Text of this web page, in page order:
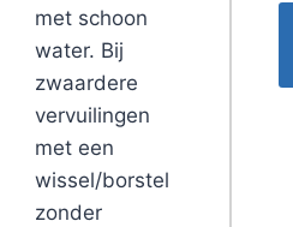
met schoon
water. Bij
zwaardere
vervuilingen
met een
wissel/borstel
zonder